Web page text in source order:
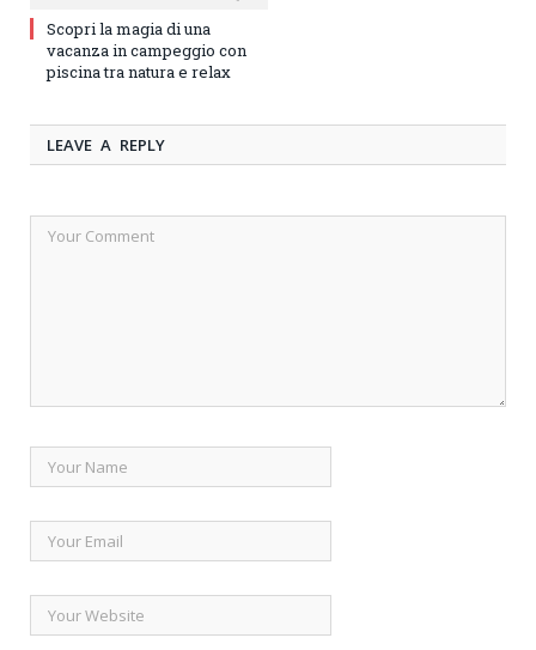
Scopri la magia di una
vacanza in campeggio con
piscina tra natura e relax
LEAVE A REPLY